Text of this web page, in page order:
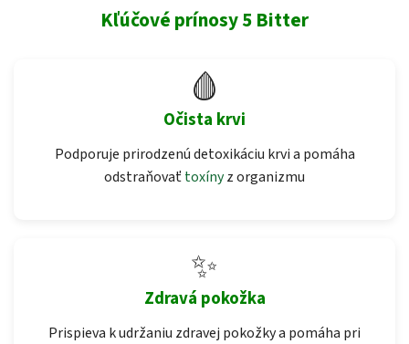
Kľúčové prínosy 5 Bitter
🩸
Očista krvi
Podporuje prirodzenú detoxikáciu krvi a pomáha
odstraňovaťtoxínyz organizmu
✨
Zdravá pokožka
Prispieva k udržaniu zdravej pokožky a pomáha pri